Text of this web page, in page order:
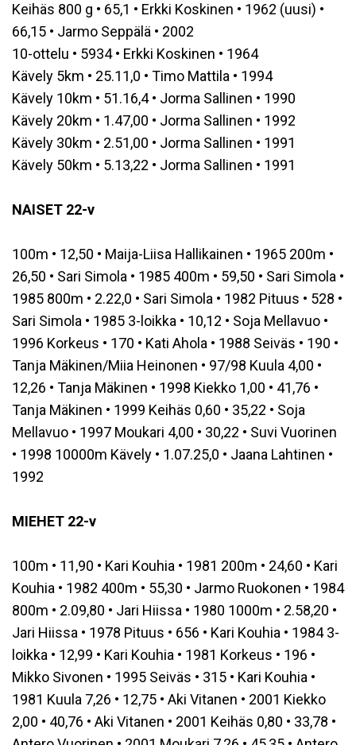
Keihäs 800 g • 65,1 • Erkki Koskinen • 1962 (uusi) •
66,15 • Jarmo Seppälä • 2002
10-ottelu • 5934 • Erkki Koskinen • 1964
Kävely 5km • 25.11,0 • Timo Mattila • 1994
Kävely 10km • 51.16,4 • Jorma Sallinen • 1990
Kävely 20km • 1.47,00 • Jorma Sallinen • 1992
Kävely 30km • 2.51,00 • Jorma Sallinen • 1991
Kävely 50km • 5.13,22 • Jorma Sallinen • 1991
NAISET 22-v
100m • 12,50 • Maija-Liisa Hallikainen • 1965 200m •
26,50 • Sari Simola • 1985 400m • 59,50 • Sari Simola •
1985 800m • 2.22,0 • Sari Simola • 1982 Pituus • 528 •
Sari Simola • 1985 3-loikka • 10,12 • Soja Mellavuo •
1996 Korkeus • 170 • Kati Ahola • 1988 Seiväs • 190 •
Tanja Mäkinen/Miia Heinonen • 97/98 Kuula 4,00 •
12,26 • Tanja Mäkinen • 1998 Kiekko 1,00 • 41,76 •
Tanja Mäkinen • 1999 Keihäs 0,60 • 35,22 • Soja
Mellavuo • 1997 Moukari 4,00 • 30,22 • Suvi Vuorinen
• 1998 10000m Kävely • 1.07.25,0 • Jaana Lahtinen •
1992
MIEHET 22-v
100m • 11,90 • Kari Kouhia • 1981 200m • 24,60 • Kari
Kouhia • 1982 400m • 55,30 • Jarmo Ruokonen • 1984
800m • 2.09,80 • Jari Hiissa • 1980 1000m • 2.58,20 •
Jari Hiissa • 1978 Pituus • 656 • Kari Kouhia • 1984 3-
loikka • 12,99 • Kari Kouhia • 1981 Korkeus • 196 •
Mikko Sivonen • 1995 Seiväs • 315 • Kari Kouhia •
1981 Kuula 7,26 • 12,75 • Aki Vitanen • 2001 Kiekko
2,00 • 40,76 • Aki Vitanen • 2001 Keihäs 0,80 • 33,78 •